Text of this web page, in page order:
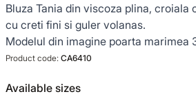
Bluza Tania din viscoza plina, croiala
cu creti fini si guler volanas.
Modelul din imagine poarta marimea
Product code: CA6410
Available sizes
PRODUSE DIN IN
GARDEROBA DE VACANTA
TOTUL DE LA -50%